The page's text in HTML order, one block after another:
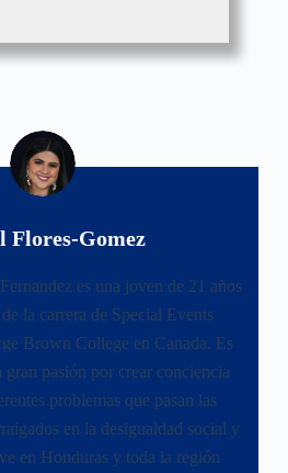
Flores-Gomez
es una joven de 21 años
la carrera de Special Events
Brown College en Canada. Es
gran pasión por crear conciencia
problemas que pasan las
en la desigualdad social y
en Honduras y toda la región